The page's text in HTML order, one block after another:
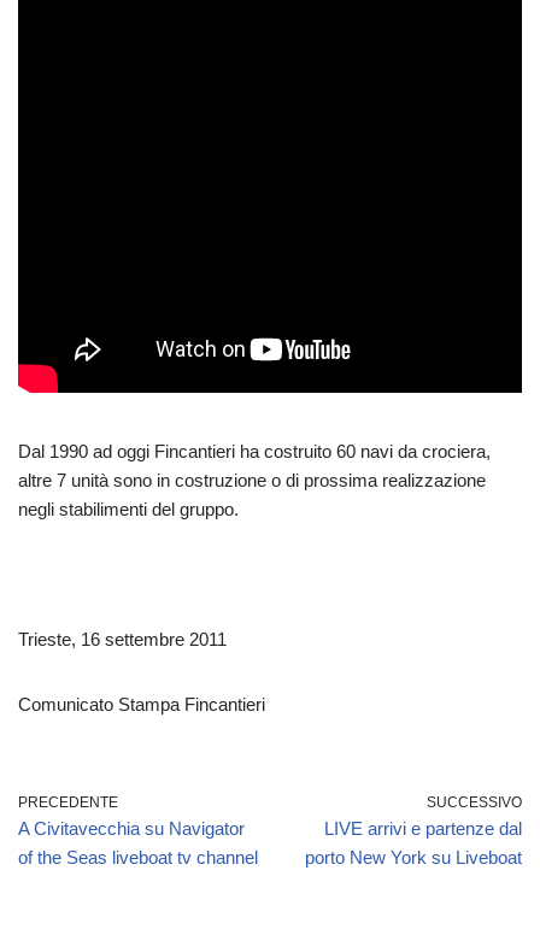
Dal 1990 ad oggi Fincantieri ha costruito 60 navi da crociera,
altre 7 unità sono in costruzione o di prossima realizzazione
negli stabilimenti del gruppo.
Trieste, 16 settembre 2011
Comunicato Stampa Fincantieri
PRECEDENTE
A Civitavecchia su Navigator
of the Seas liveboat tv channel
SUCCESSIVO
LIVE arrivi e partenze dal
porto New York su Liveboat